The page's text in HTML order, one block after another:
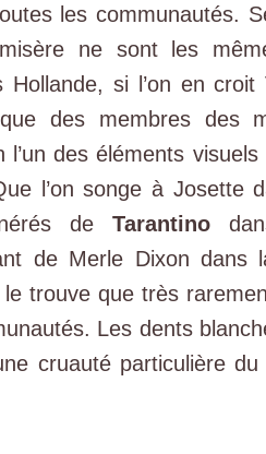
les communautés.
ne sont les
Hollande, si l’on en
des membres des
l’un des éléments
l’on songe à Josette
de Tarantino
de Merle Dixon
trouve que très
Les dents
cruauté particulière